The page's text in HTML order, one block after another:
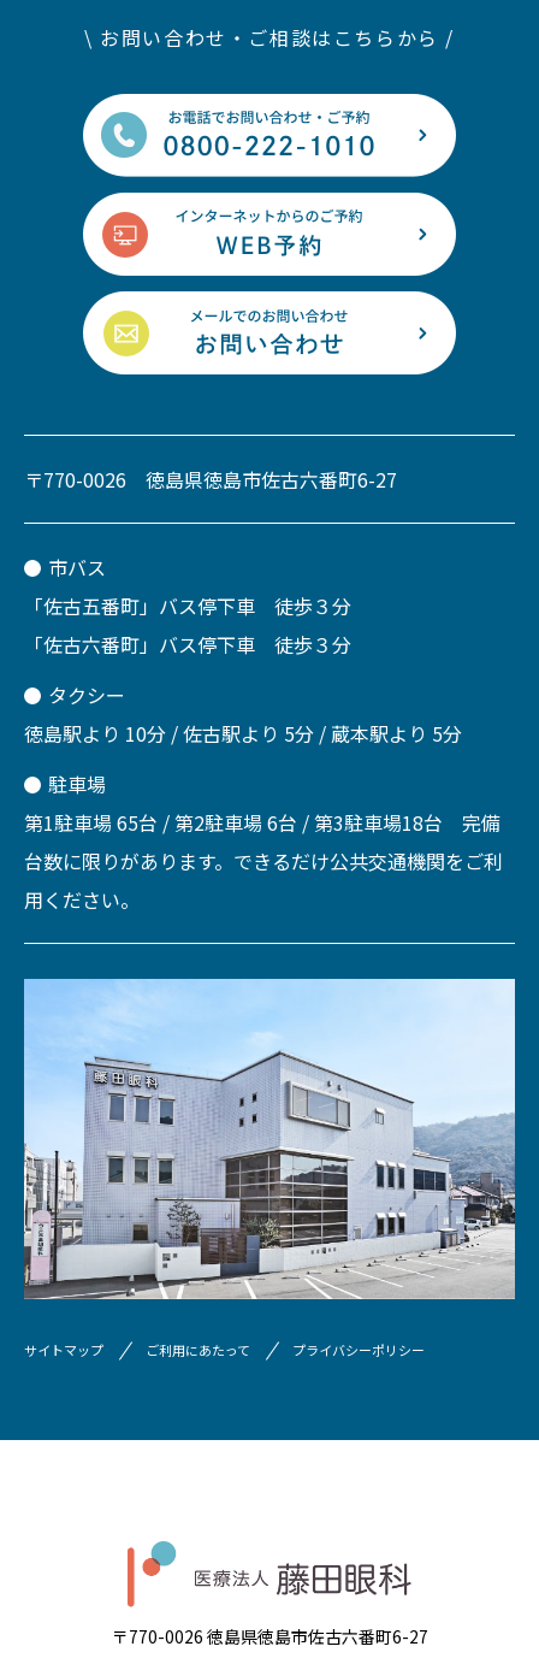
\ お問い合わせ・ご相談はこちらから /
〒770-0026 徳島県徳島市佐古六番町6-27
市バス
「佐古五番町」バス停下車 徒歩３分
「佐古六番町」バス停下車 徒歩３分
タクシー
徳島駅より 10分 / 佐古駅より 5分 / 蔵本駅より 5分
駐車場
第1駐車場 65台 / 第2駐車場 6台 / 第3駐車場18台 完備
台数に限りがあります。できるだけ公共交通機関をご利
用ください。
サイトマップ ご利用にあたって プライバシーポリシー
〒770-0026 徳島県徳島市佐古六番町6-27